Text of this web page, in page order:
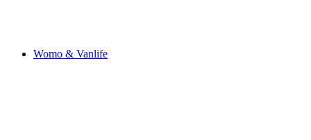
Womo & Vanlife